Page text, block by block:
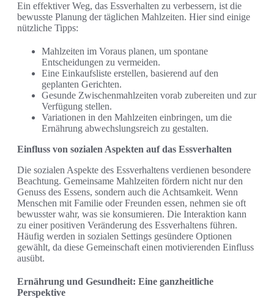
Ein effektiver Weg, das Essverhalten zu verbessern, ist die
bewusste Planung der täglichen Mahlzeiten. Hier sind einige
nützliche Tipps:
Mahlzeiten im Voraus planen, um spontane
Entscheidungen zu vermeiden.
Eine Einkaufsliste erstellen, basierend auf den
geplanten Gerichten.
Gesunde Zwischenmahlzeiten vorab zubereiten und zur
Verfügung stellen.
Variationen in den Mahlzeiten einbringen, um die
Ernährung abwechslungsreich zu gestalten.
Einfluss von sozialen Aspekten auf das Essverhalten
Die sozialen Aspekte des Essverhaltens verdienen besondere
Beachtung. Gemeinsame Mahlzeiten fördern nicht nur den
Genuss des Essens, sondern auch die Achtsamkeit. Wenn
Menschen mit Familie oder Freunden essen, nehmen sie oft
bewusster wahr, was sie konsumieren. Die Interaktion kann
zu einer positiven Veränderung des Essverhaltens führen.
Häufig werden in sozialen Settings gesündere Optionen
gewählt, da diese Gemeinschaft einen motivierenden Einfluss
ausübt.
Ernährung und Gesundheit: Eine ganzheitliche
Perspektive